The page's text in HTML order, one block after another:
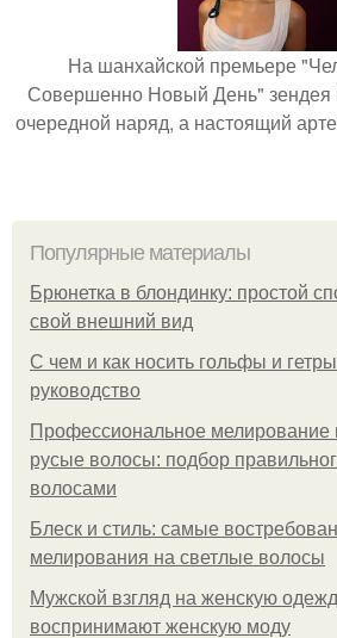
На шанхайской премьере
Совершенно Новый День" зендея
очередной наряд, а настоящий
Популярные материалы
Брюнетка в блондинку: простой
свой внешний вид
С чем и как носить гольфы и
руководство
Профессиональное мелирование
русые волосы: подбор
волосами
Блеск и стиль: самые
мелирования на светлые волосы
Мужской взгляд на женскую
воспринимают женскую моду